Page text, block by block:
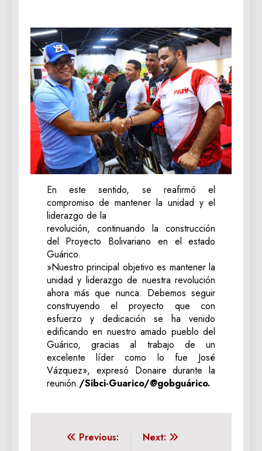
‎En este sentido, se reafirmó el
compromiso de mantener la unidad y el
liderazgo de la
revolución, continuando la construcción
del Proyecto Bolivariano en el estado
Guárico.
‎‎»Nuestro principal objetivo es mantener la
unidad y liderazgo de nuestra revolución
ahora más que nunca. Debemos seguir
construyendo el proyecto que con
esfuerzo y dedicación se ha venido
edificando en nuestro amado pueblo del
Guárico, gracias al trabajo de un
excelente líder como lo fue José
Vázquez», expresó Donaire durante la
reunión./‎Sibci-Guarico/@gobguárico.
Navegación
Previous:
Next: